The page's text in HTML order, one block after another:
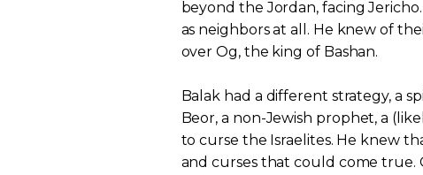
beyond the Jordan, facing
as neighbors at all. He knew of
over Og, the king of Bashan.
Balak had a different strategy, a
Beor, a non-Jewish prophet, a
to curse the Israelites. He knew
and curses that could come true.